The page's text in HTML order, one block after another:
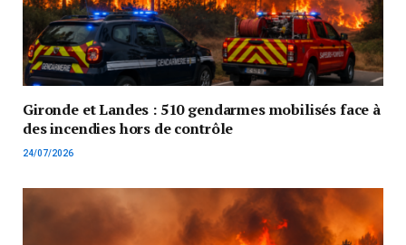
Gironde et Landes : 510 gendarmes mobilisés face à
des incendies hors de contrôle
24/07/2026